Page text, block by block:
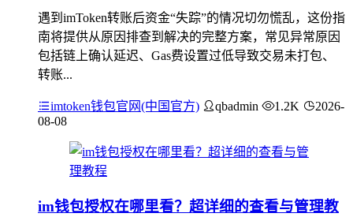
遇到imToken转账后资金“失踪”的情况切勿慌乱，这份指
南将提供从原因排查到解决的完整方案，常见异常原因
包括链上确认延迟、Gas费设置过低导致交易未打包、
转账...
imtoken钱包官网(中国官方) qbadmin 1.2K
2026-
08-08
im钱包授权在哪里看？超详细的查看与管理教